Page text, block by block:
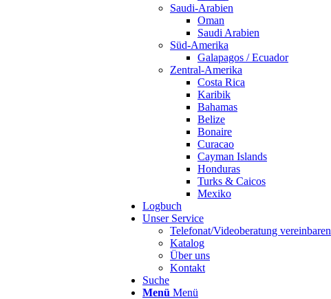
Saudi-Arabien
Oman
Saudi Arabien
Süd-Amerika
Galapagos / Ecuador
Zentral-Amerika
Costa Rica
Karibik
Bahamas
Belize
Bonaire
Curacao
Cayman Islands
Honduras
Turks & Caicos
Mexiko
Logbuch
Unser Service
Telefonat/Videoberatung vereinbaren
Katalog
Über uns
Kontakt
Suche
Menü Menü